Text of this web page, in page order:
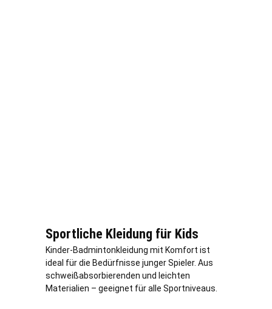
Sportliche Kleidung für Kids
Kinder-Badmintonkleidung mit Komfort ist
ideal für die Bedürfnisse junger Spieler. Aus
schweißabsorbierenden und leichten
Materialien – geeignet für alle Sportniveaus.